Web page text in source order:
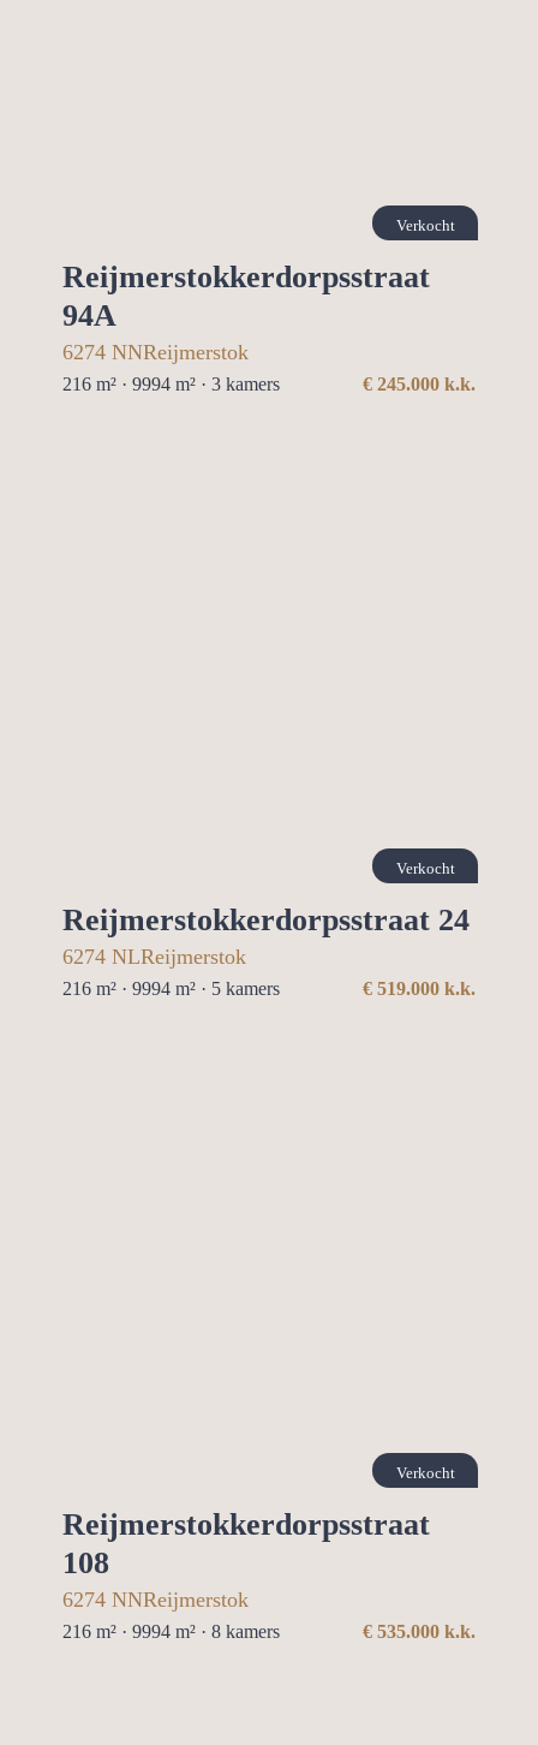
Reijmerstokkerdorpsstraat
94A
6274 NNReijmerstok
216 m² · 9994 m² · 3 kamers € 245.000 k.k.
Verkocht
Reijmerstokkerdorpsstraat 24
6274 NLReijmerstok
216 m² · 9994 m² · 5 kamers € 519.000 k.k.
Verkocht
Reijmerstokkerdorpsstraat
108
6274 NNReijmerstok
216 m² · 9994 m² · 8 kamers € 535.000 k.k.
Verkocht